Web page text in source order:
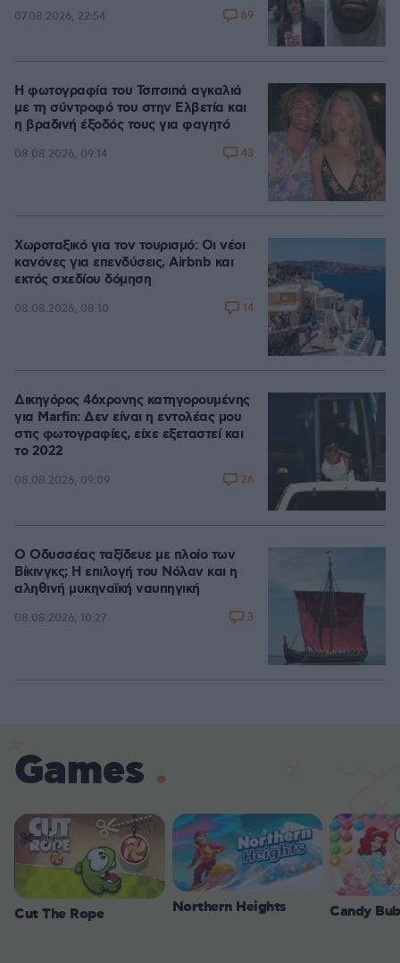
07.08.2026, 22:54 69
Η φωτογραφία του Τσιτσιπά αγκαλιά
με τη σύντροφό του στην Ελβετία και
η βραδινή έξοδός τους για φαγητό
08.08.2026, 09:14 43
Χωροταξικό για τον τουρισμό: Οι νέοι
κανόνες για επενδύσεις, Airbnb και
εκτός σχεδίου δόμηση
08.08.2026, 08:10 14
Δικηγόρος 46χρονης κατηγορουμένης
για Marfin: Δεν είναι η εντολέας μου
στις φωτογραφίες, είχε εξεταστεί και
το 2022
08.08.2026, 09:09 26
Ο Οδυσσέας ταξίδευε με πλοίο των
Βίκινγκς; Η επιλογή του Νόλαν και η
αληθινή μυκηναϊκή ναυπηγική
08.08.2026, 10:27 3
Games
Cut The Rope Northern Heights Candy